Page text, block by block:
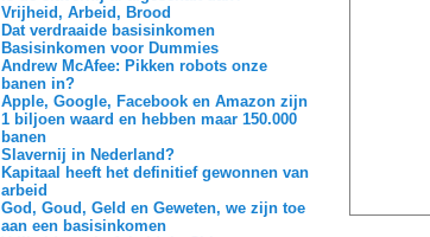
Vrijheid, Arbeid, Brood
Dat verdraaide basisinkomen
Basisinkomen voor Dummies
Andrew McAfee: Pikken robots onze
banen in?
Apple, Google, Facebook en Amazon zijn
1 biljoen waard en hebben maar 150.000
banen
Slavernij in Nederland?
Kapitaal heeft het definitief gewonnen van
arbeid
God, Goud, Geld en Geweten, we zijn toe
aan een basisinkomen